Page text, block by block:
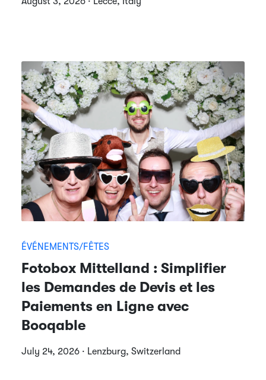
ÉVÉNEMENTS/FÊTES
Fotobox Mittelland : Simplifier
les Demandes de Devis et les
Paiements en Ligne avec
Booqable
July 24, 2026 · Lenzburg, Switzerland